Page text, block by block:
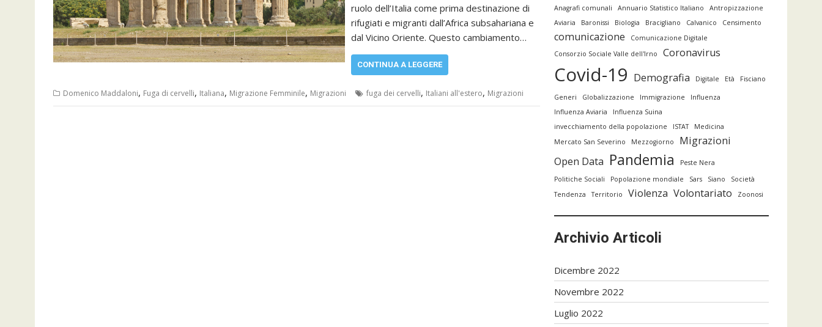
ruolo dell’Italia come prima destinazione di
rifugiati e migranti dall’Africa subsahariana e
dal Vicino Oriente. Questo cambiamento…
CONTINUA A LEGGERE
Domenico Maddaloni, Fuga di cervelli, Italiana, Migrazione Femminile, Migrazioni fuga dei cervelli, Italiani all'estero, Migrazioni
Anagrafi comunali
Annuario Statistico Italiano
Antropizzazione
Aviaria
Baronissi Biologia Bracigliano Calvanico Censimento
comunicazione
Comunicazione Digitale
Consorzio Sociale Valle dell'Irno
Coronavirus
Covid-19 Demografia Digitale Età Fisciano
Generi Globalizzazione Immigrazione
Influenza
Influenza Aviaria
Influenza Suina
invecchiamento della popolazione
ISTAT
Medicina
Mercato San Severino
Mezzogiorno
Migrazioni
Open Data Pandemia
Peste Nera
Politiche Sociali
Popolazione mondiale Sars Siano
Società
Tendenza
Territorio Violenza Volontariato Zoonosi
Archivio Articoli
Dicembre 2022
Novembre 2022
Luglio 2022